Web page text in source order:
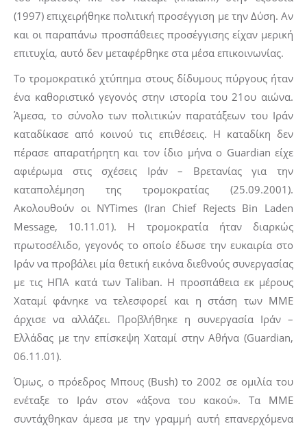
(1997) επιχειρήθηκε πολιτική προσέγγιση με την Δύση. Αν
και οι παραπάνω προσπάθειες προσέγγισης είχαν μερική
επιτυχία, αυτό δεν μεταφέρθηκε στα μέσα επικοινωνίας.
Το τρομοκρατικό χτύπημα στους δίδυμους πύργους ήταν
ένα καθοριστικό γεγονός στην ιστορία του 21ου αιώνα.
Άμεσα, το σύνολο των πολιτικών παρατάξεων του Ιράν
καταδίκασε από κοινού τις επιθέσεις. Η καταδίκη δεν
πέρασε απαρατήρητη και τον ίδιο μήνα ο Guardian είχε
αφιέρωμα στις σχέσεις Ιράν – Βρετανίας για την
καταπολέμηση της τρομοκρατίας (25.09.2001).
Ακολουθούν οι NYTimes (Iran Chief Rejects Bin Laden
Message, 10.11.01). Η τρομοκρατία ήταν διαρκώς
πρωτοσέλιδο, γεγονός το οποίο έδωσε την ευκαιρία στο
Ιράν να προβάλει μία θετική εικόνα διεθνούς συνεργασίας
με τις ΗΠΑ κατά των Taliban. Η προσπάθεια εκ μέρους
Χαταμί φάνηκε να τελεσφορεί και η στάση των ΜΜΕ
άρχισε να αλλάζει. Προβλήθηκε η συνεργασία Ιράν –
Ελλάδας με την επίσκεψη Χαταμί στην Αθήνα (Guardian,
06.11.01).
Όμως, ο πρόεδρος Μπους (Bush) το 2002 σε ομιλία του
ενέταξε το Ιράν στον «άξονα του κακού». Τα ΜΜΕ
συντάχθηκαν άμεσα με την γραμμή αυτή επανερχόμενα